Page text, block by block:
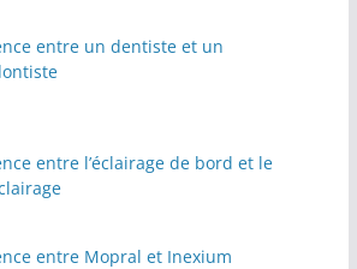
entre un dentiste et un
entre l’éclairage de bord et le
entre Mopral et Inexium